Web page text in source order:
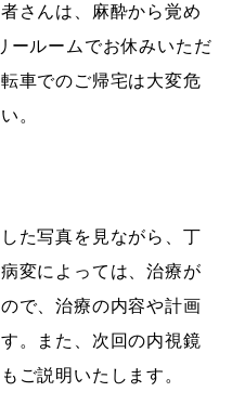
さんは、麻酔から覚め
ールームでお休みいただ
車でのご帰宅は大変危
。
た写真を見ながら、丁
変によっては、治療が
で、治療の内容や計画
。また、次回の内視鏡
ご説明いたします。